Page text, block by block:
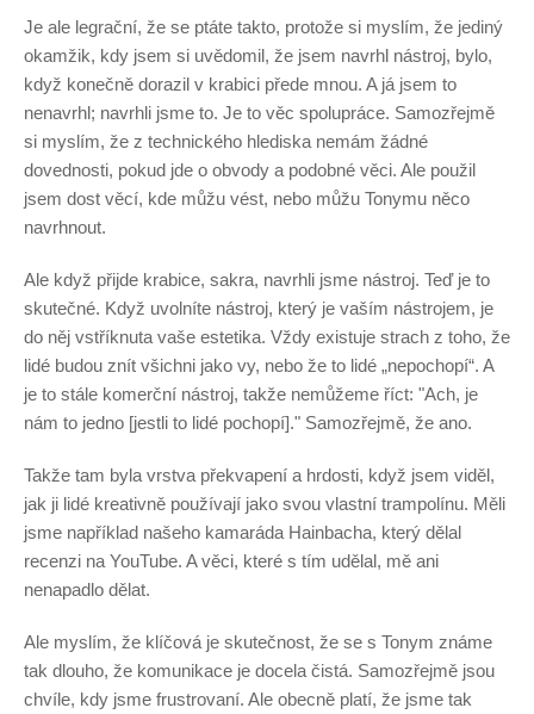
Je ale legrační, že se ptáte takto, protože si myslím, že jediný
okamžik, kdy jsem si uvědomil, že jsem navrhl nástroj, bylo,
když konečně dorazil v krabici přede mnou. A já jsem to
nenavrhl; navrhli jsme to. Je to věc spolupráce. Samozřejmě
si myslím, že z technického hlediska nemám žádné
dovednosti, pokud jde o obvody a podobné věci. Ale použil
jsem dost věcí, kde můžu vést, nebo můžu Tonymu něco
navrhnout.
Ale když přijde krabice, sakra, navrhli jsme nástroj. Teď je to
skutečné. Když uvolníte nástroj, který je vaším nástrojem, je
do něj vstříknuta vaše estetika. Vždy existuje strach z toho, že
lidé budou znít všichni jako vy, nebo že to lidé „nepochopí“. A
je to stále komerční nástroj, takže nemůžeme říct: "Ach, je
nám to jedno [jestli to lidé pochopí]." Samozřejmě, že ano.
Takže tam byla vrstva překvapení a hrdosti, když jsem viděl,
jak ji lidé kreativně používají jako svou vlastní trampolínu. Měli
jsme například našeho kamaráda Hainbacha, který dělal
recenzi na YouTube. A věci, které s tím udělal, mě ani
nenapadlo dělat.
Ale myslím, že klíčová je skutečnost, že se s Tonym známe
tak dlouho, že komunikace je docela čistá. Samozřejmě jsou
chvíle, kdy jsme frustrovaní. Ale obecně platí, že jsme tak